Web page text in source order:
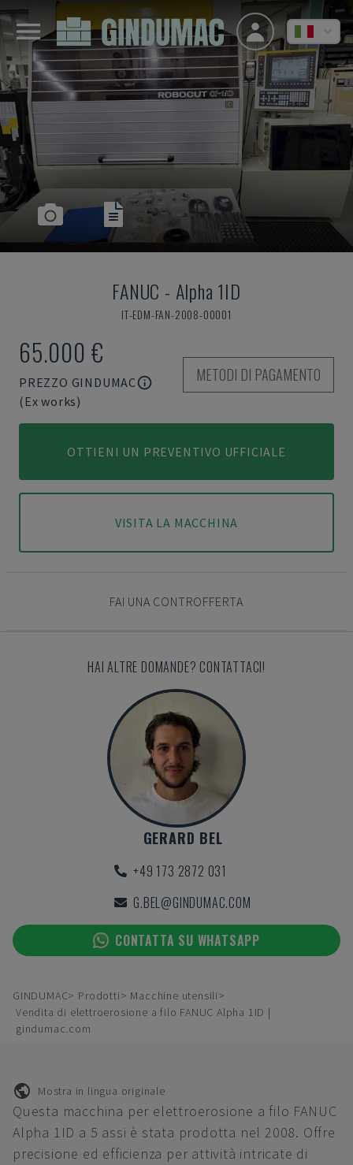
FANUC - Alpha 1ID
IT-EDM-FAN-2008-00001
65.000 €
PREZZO GINDUMAC
(Ex works)
METODI DI PAGAMENTO
OTTIENI UN PREVENTIVO UFFICIALE
VISITA LA MACCHINA
FAI UNA CONTROFFERTA
HAI ALTRE DOMANDE? CONTATTACI!
GERARD BEL
+49 173 2872 031
G.BEL@GINDUMAC.COM
CONTATTA SU WHATSAPP
GINDUMAC Prodotti
Macchine utensili
Vendita di elettroerosione a filo FANUC Alpha 1ID |
gindumac.com
Mostra in lingua originale
Questa macchina per elettroerosione a filo FANUC
Alpha 1ID a 5 assi è stata prodotta nel 2008. Offre
precisione ed efficienza per attività intricate di